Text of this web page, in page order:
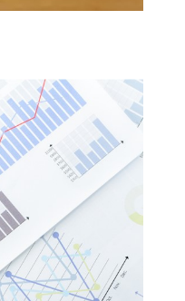
患者・ドクター調査